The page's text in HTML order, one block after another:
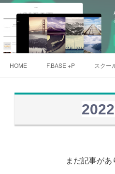
HOME F.BASE +P スクー
2022
まだ記事があ